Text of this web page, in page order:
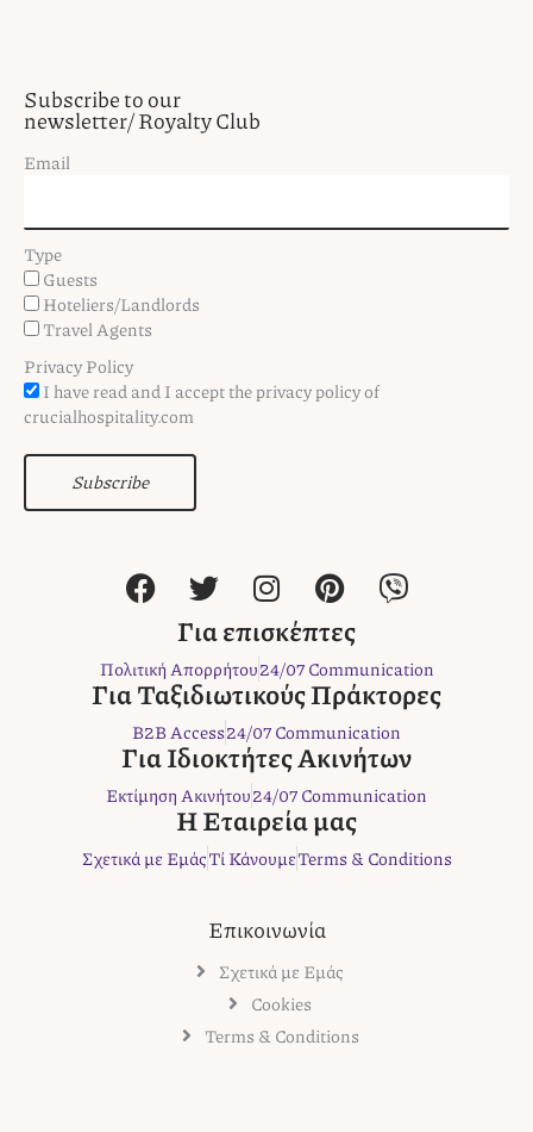
Subscribe to our
newsletter/ Royalty Club
Email
Type
Guests
Hoteliers/Landlords
Travel Agents
Privacy Policy
I have read and I accept the privacy policy of
crucialhospitality.com
Subscribe
F
a
e
b
o
o
k
T
w
i
t
t
e
r
I
n
s
t
a
g
r
a
m
P
i
n
t
e
r
e
s
t
V
i
e
r
Για επισκέπτες
Πολιτική Απορρήτου24/07 Communication
Για Ταξιδιωτικούς Πράκτορες
B2B Access24/07 Communication
Για Ιδιοκτήτες Ακινήτων
Εκτίμηση Ακινήτου24/07 Communication
Η Εταιρεία μας
Σχετικά με ΕμάςΤί ΚάνουμεTerms & Conditions
Επικοινωνία
Σχετικά με Εμάς
Cookies
Terms & Conditions